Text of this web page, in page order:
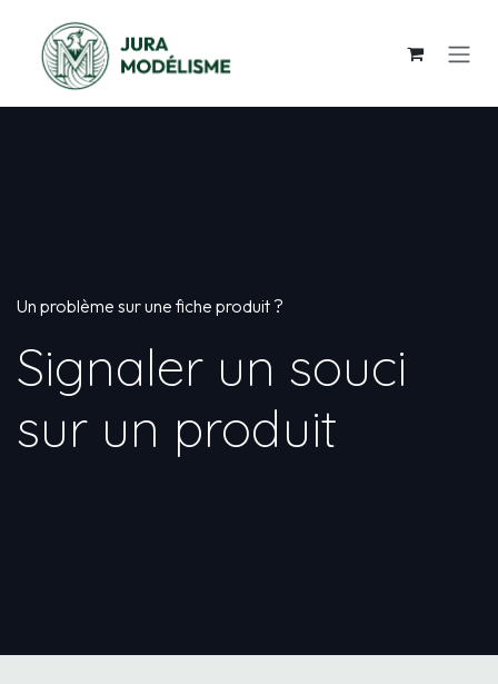
Un problème sur une fiche produit ?
Signaler un souci
sur un produit